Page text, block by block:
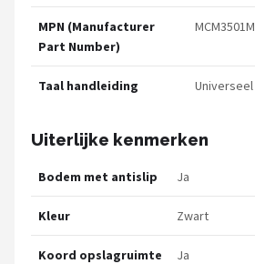
MPN (Manufacturer
Part Number)
MCM3501M
Taal handleiding Universeel
Uiterlijke kenmerken
Bodem met antislip Ja
Kleur Zwart
Koord opslagruimte Ja